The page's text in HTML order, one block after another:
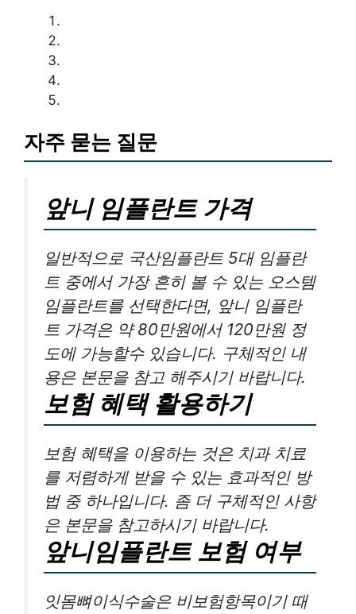
자주 묻는 질문
앞니 임플란트 가격
일반적으로 국산임플란트 5대 임플란
트 중에서 가장 흔히 볼 수 있는 오스템
임플란트를 선택한다면, 앞니 임플란
트 가격은 약 80만원에서 120만원 정
도에 가능할수 있습니다. 구체적인 내
용은 본문을 참고 해주시기 바랍니다.
보험 혜택 활용하기
보험 혜택을 이용하는 것은 치과 치료
를 저렴하게 받을 수 있는 효과적인 방
법 중 하나입니다. 좀 더 구체적인 사항
은 본문을 참고하시기 바랍니다.
앞니임플란트 보험 여부
잇몸뼈이식수술은 비보험항목이기 때